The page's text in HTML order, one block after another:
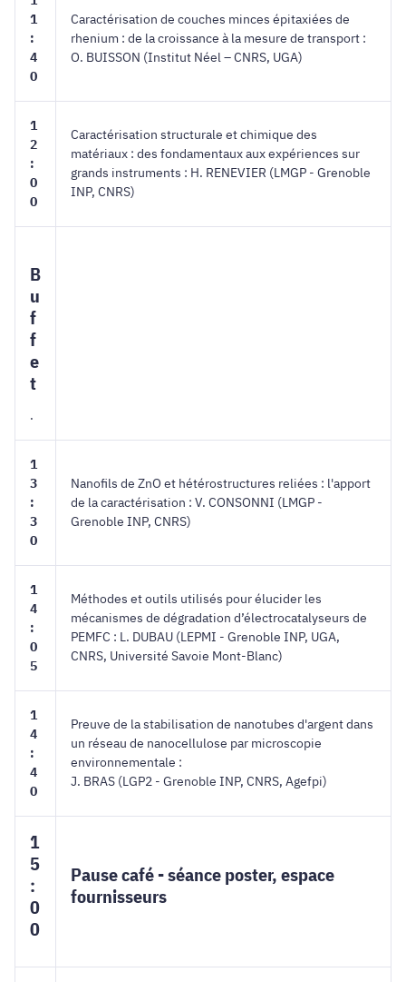
1
:
4
0
Caractérisation de couches minces épitaxiées de
rhenium : de la croissance à la mesure de transport :
O. BUISSON (Institut Néel – CNRS, UGA)
1
2
:
0
0
Caractérisation structurale et chimique des
matériaux : des fondamentaux aux expériences sur
grands instruments : H. RENEVIER (LMGP - Grenoble
INP, CNRS)
B
u
f
f
e
t
.
1
3
:
3
0
Nanofils de ZnO et hétérostructures reliées : l'apport
de la caractérisation : V. CONSONNI (LMGP -
Grenoble INP, CNRS)
1
4
:
0
5
Méthodes et outils utilisés pour élucider les
mécanismes de dégradation d’électrocatalyseurs de
PEMFC : L. DUBAU (LEPMI - Grenoble INP, UGA,
CNRS, Université Savoie Mont-Blanc)
1
4
:
4
0
Preuve de la stabilisation de nanotubes d'argent dans
un réseau de nanocellulose par microscopie
environnementale :
J. BRAS (LGP2 - Grenoble INP, CNRS, Agefpi)
1
5
:
0
0
Pause café - séance poster, espace
fournisseurs